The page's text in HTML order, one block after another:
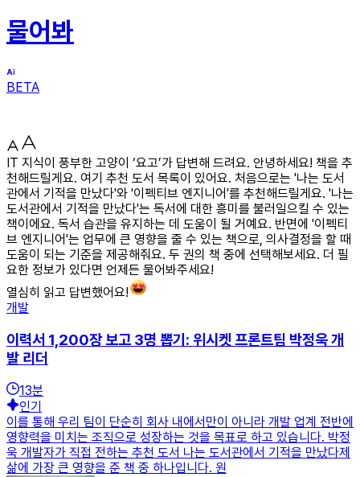
물어봐
BETA
IT 지식이 풍부한 고양이 ‘요고’가 답변해 드려요. 안녕하세요! 책을 추
천해드릴게요. 여기 추천 도서 목록이 있어요. 처음으로는 '나는 도서
관에서 기적을 만났다'와 '이펙티브 엔지니어'를 추천해드릴게요. '나는
도서관에서 기적을 만났다'는 독서에 대한 흥미를 불러일으킬 수 있는
책이에요. 독서 습관을 유지하는 데 도움이 될 거예요. 반면에 '이펙티
브 엔지니어'는 업무에 큰 영향을 줄 수 있는 책으로, 의사결정을 할 때
도움이 되는 기준을 제공해줘요. 두 권의 책 중에 선택해보세요. 더 필
요한 정보가 있다면 언제든 물어봐주세요!
열심히 읽고 답변했어요!
개발
이력서 1,200장 보고 3명 뽑기: 위시켓 프론트팀 박정욱 개
발 리더
13분
인기
이를 통해 우리 팀이 단순히 회사 내에서만이 아니라 개발 업계 전반에
영향력을 미치는 조직으로 성장하는 것을 목표로 하고 있습니다. 박정
욱 개발자가 직접 전하는 추천 도서 나는 도서관에서 기적을 만났다제
삶에 가장 큰 영향을 준 책 중 하나입니다. 원